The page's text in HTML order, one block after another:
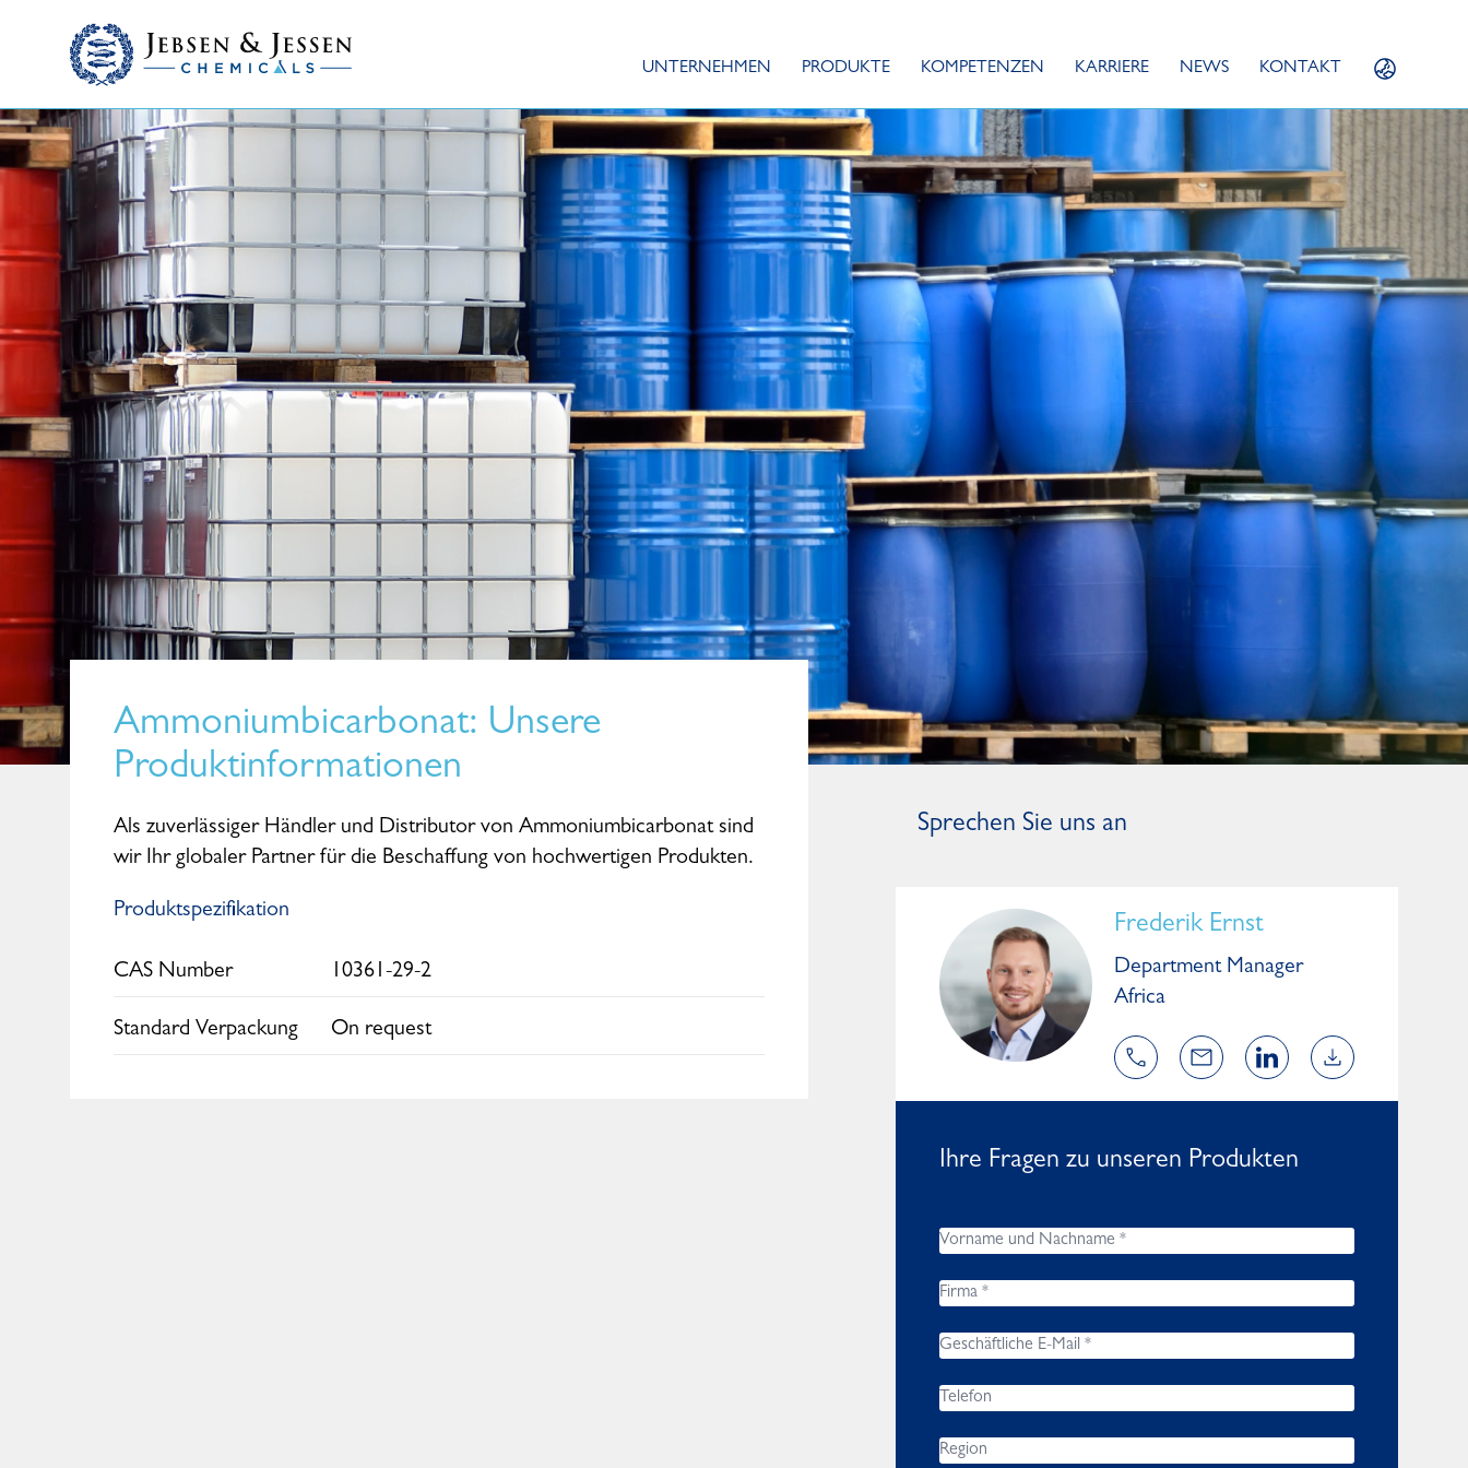
UNTERNEHMEN PRODUKTE KOMPETENZEN KARRIERE NEWS KONTAKT
Ammoniumbicarbonat: Unsere
Produktinformationen
Als zuverlässiger Händler und Distributor von Ammoniumbicarbonat sind
wir Ihr globaler Partner für die Beschaffung von hochwertigen Produkten.
Produktspezifikation
CAS Number 10361-29-2
Standard Verpackung On request
Sprechen Sie uns an
Senior Sales Manager
Worldwide
Frederik Ernst
Department Manager
Africa
Ihre Fragen zu unseren Produkten